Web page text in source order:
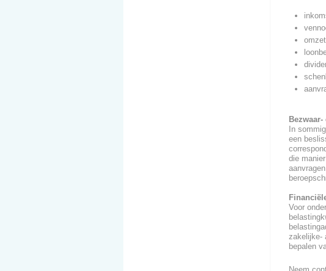
In
een
die
Voor
zakelijke-
bepalen